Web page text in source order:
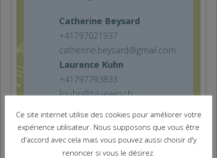
Catherine Beysard
+41797021937
catherine.beysard@gmail.com
Laurence Kuhn
+41797793833
louhn@bluewin.ch
Association « ÔcytÔ…sinon
nous », Rte de Choëx 1, 1870
Monthey,compagnie@ôcytô.ch
Ce site internet utilise des cookies pour améliorer votre
expérience utilisateur. Nous supposons que vous être
d'accord avec cela mais vous pouvez aussi choisir d'y
renoncer si vous le désirez.